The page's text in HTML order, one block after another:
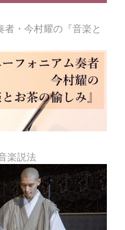
・今村耀の『音楽と
楽説法